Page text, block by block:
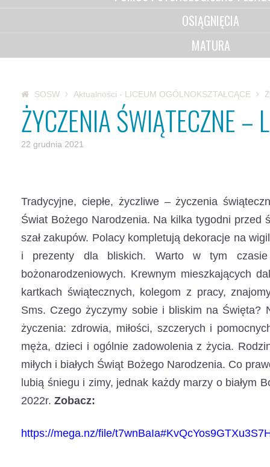
OSIĄGNIĘCIA
MATURA
SOSW Aktualności - LICEUM OGÓLNOKSZTAŁCĄCE
ŻYCZENIA ŚWIĄTECZNE –
22 grudnia 2021
Tradycyjne, ciepłe, życzliwe – życzenia
Świat Bożego Narodzenia. Na kilka tygodni przed
szał zakupów. Polacy kompletują dekoracje na
i prezenty dla bliskich. Warto w tym czasie
bożonarodzeniowych. Krewnym mieszkających
kartkach świątecznych, kolegom z pracy,
Sms. Czego życzymy sobie i bliskim na Święta?
życzenia: zdrowia, miłości, szczerych i
męża, dzieci i ogólnie zadowolenia z życia.
miłych i białych Świąt Bożego Narodzenia. Co
lubią śniegu i zimy, jednak każdy marzy o białym
2022r. Zobacz:
https://mega.nz/file/